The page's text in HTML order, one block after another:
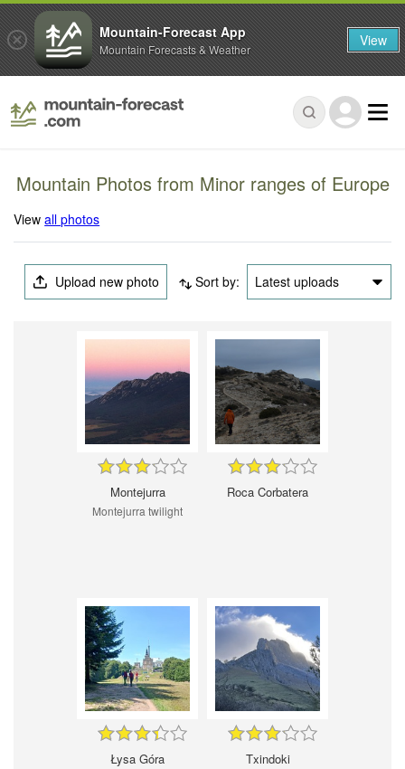
Mountain Photos from Minor ranges of Europe
Viewall photos
Upload new photo Sort by: Latest uploads
Montejurra
Montejurra twilight
Roca Corbatera
Łysa Góra Txindoki
Mountain-Forecast App
Mountain Forecasts & Weather View